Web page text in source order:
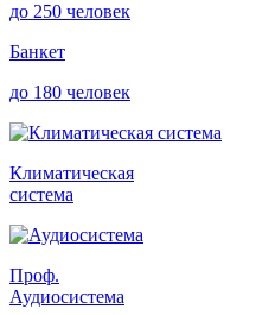
до 250 человек
Банкет
до 180 человек
Климатическая
система
Проф.
Аудиосистема